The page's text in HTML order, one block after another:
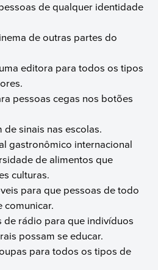
de qualquer identidade
de outras partes do
editora para todos os tipos
pessoas cegas nos botões
sinais nas escolas.
gastronômico internacional
de alimentos que
culturas.
para que pessoas de todo
comunicar.
rádio para que indivíduos
possam se educar.
para todos os tipos de